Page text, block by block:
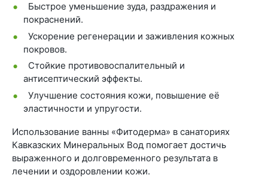
Быстрое уменьшение зуда, раздражения и
покраснений.
Ускорение регенерации и заживления кожных
покровов.
Стойкие противовоспалительный и
антисептический эффекты.
Улучшение состояния кожи, повышение её
эластичности и упругости.
Использование ванны «Фитодерма» в санаториях
Кавказских Минеральных Вод помогает достичь
выраженного и долговременного результата в
лечении и оздоровлении кожи.